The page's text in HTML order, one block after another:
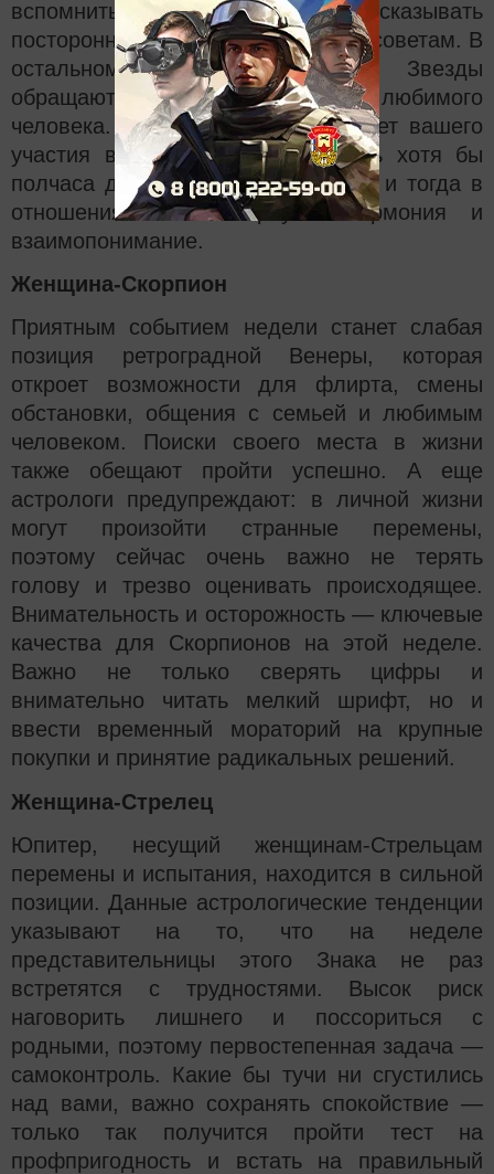
вспомнить, о чем нельзя рассказывать
посторонним, и последовать этим советам. В
остальном неделя стабильна. Звезды
обращают внимание на поведение любимого
человека. Возможно ему не хватает вашего
участия в жизни. Стоит выделить хотя бы
полчаса для разговора по душам, и тогда в
отношения вновь вернутся гармония и
взаимопонимание.
Женщина-Скорпион
Приятным событием недели станет слабая
позиция ретроградной Венеры, которая
откроет возможности для флирта, смены
обстановки, общения с семьей и любимым
человеком. Поиски своего места в жизни
также обещают пройти успешно. А еще
астрологи предупреждают: в личной жизни
могут произойти странные перемены,
поэтому сейчас очень важно не терять
голову и трезво оценивать происходящее.
Внимательность и осторожность — ключевые
качества для Скорпионов на этой неделе.
Важно не только сверять цифры и
внимательно читать мелкий шрифт, но и
ввести временный мораторий на крупные
покупки и принятие радикальных решений.
Женщина-Стрелец
Юпитер, несущий женщинам-Стрельцам
перемены и испытания, находится в сильной
позиции. Данные астрологические тенденции
указывают на то, что на неделе
представительницы этого Знака не раз
встретятся с трудностями. Высок риск
наговорить лишнего и поссориться с
родными, поэтому первостепенная задача —
самоконтроль. Какие бы тучи ни сгустились
над вами, важно сохранять спокойствие —
только так получится пройти тест на
профпригодность и встать на правильный